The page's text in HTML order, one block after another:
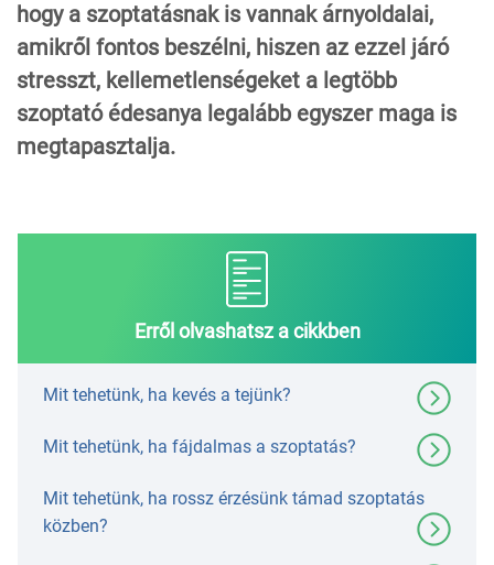
hogy a szoptatásnak is vannak árnyoldalai,
amikről fontos beszélni, hiszen az ezzel járó
stresszt, kellemetlenségeket a legtöbb
szoptató édesanya legalább egyszer maga is
megtapasztalja.
Erről olvashatsz a cikkben
Mit tehetünk, ha kevés a tejünk?
Mit tehetünk, ha fájdalmas a szoptatás?
Mit tehetünk, ha rossz érzésünk támad szoptatás
közben?